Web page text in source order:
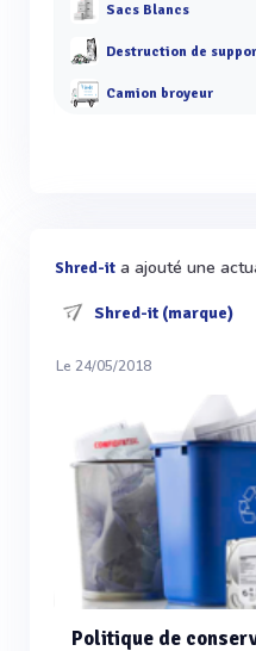
Sacs Blancs
Destruction de
Camion broyeur
Shred-it a ajouté une
Shred-it (marque)
Le 24/05/2018
Politique de